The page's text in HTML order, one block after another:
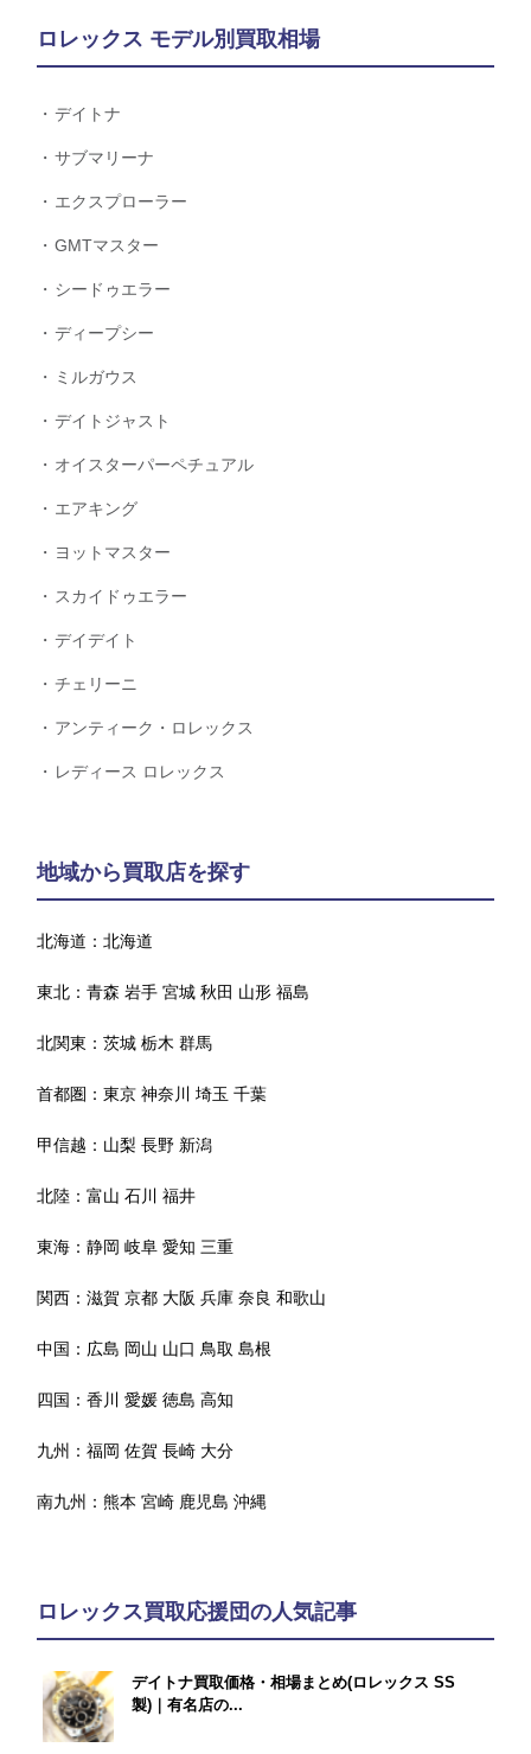
ロレックス モデル別買取相場
デイトナ
サブマリーナ
エクスプローラー
GMTマスター
シードゥエラー
ディープシー
ミルガウス
デイトジャスト
オイスターパーペチュアル
エアキング
ヨットマスター
スカイドゥエラー
デイデイト
チェリーニ
アンティーク・ロレックス
レディース ロレックス
地域から買取店を探す
北海道：北海道
東北：青森 岩手 宮城 秋田 山形 福島
北関東：茨城 栃木 群馬
首都圏：東京 神奈川 埼玉 千葉
甲信越： 山梨 長野 新潟
北陸：富山 石川 福井
東海：静岡 岐阜 愛知 三重
関西：滋賀 京都 大阪 兵庫 奈良 和歌山
中国： 広島 岡山 山口 鳥取 島根
四国：香川 愛媛 徳島 高知
九州：福岡 佐賀 長崎 大分
南九州：熊本 宮崎 鹿児島 沖縄
ロレックス買取応援団の人気記事
デイトナ買取価格・相場まとめ(ロレックス SS
製)｜有名店の...